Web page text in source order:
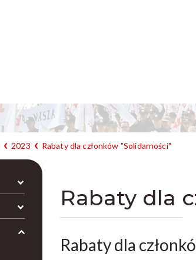
2023 Rabaty dla członków "Solidarności"
Rabaty dla
Rabaty dla